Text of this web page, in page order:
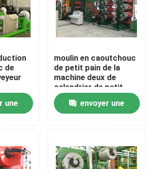
en caoutchouc
de
une
moulin en caoutchouc
de petit pain de la
machine deux de
calendrier de petit
pain de 550mm pour la
composition en
caoutchouc
envoyer une